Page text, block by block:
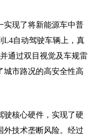
实现了将新能源车中普
L4自动驾驶车辆上，真
通过双目视觉及车规雷
城市路况的高安全性高
驶核心硬件，实现了硬
外技术垄断风险。经过